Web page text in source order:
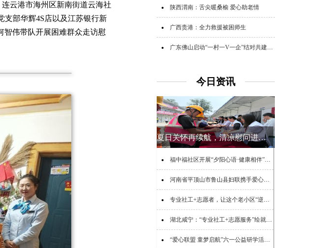
陕西渭南：舌尖暖桑榆 爱心助老情
广西贵港：全力救援被困师生
广东佛山启动“一村一V一企”结对共建助力“百千万工程”活动
今日资讯
夏日关怀再续航，清凉慰问进工地
福中福社区开展“夕阳心语·健康相伴”老年心理健康公益宣讲活动
河南省平顶山市鲁山县妇联携手爱心企业看望慰问特殊儿童
专业社工+志愿者，让这个老小区“逆生长”
湖北咸宁：“专业社工+志愿服务”绘就民生幸福底色
“爱心联盟 童梦启航”六一公益研学活动在广州举行
云港市海州区新南街道云海社
支部华辉4S店以及江苏银行新
智伟带队开展困难群众走访慰